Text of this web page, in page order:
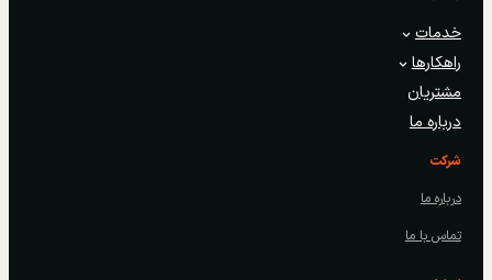
خدمات
راهکارها
مشتریان
درباره ما
شرکت
درباره ما
تماس با ما